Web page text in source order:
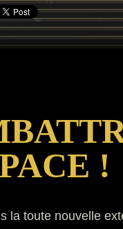
!
la toute nouvelle